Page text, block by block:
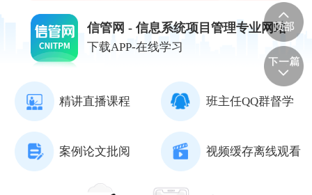
信管网 - 信息系统项目管理专业网站
下载APP-在线学习
精讲直播课程 班主任QQ群督学
案例论文批阅 视频缓存离线观看